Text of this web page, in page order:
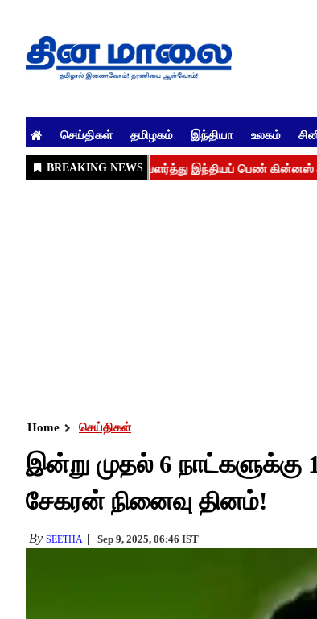
செய்திகள் தமிழகம் இந்தியா உலகம்
Home செய்திகள்
இன்று முதல் 6 நாட்களுக்கு
சேகரன் நினைவு தினம்!
By SEETHA Sep 9, 2025, 06:46 IST